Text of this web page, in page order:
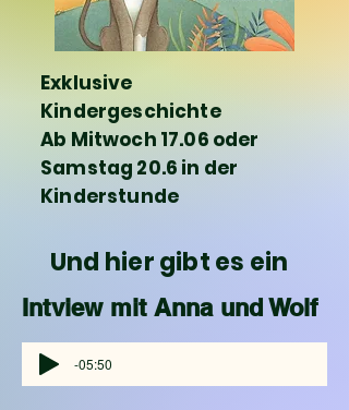
Exklusive
Kindergeschichte
Ab Mitwoch 17.06 oder
Samstag 20.6 in der
Kinderstunde
Und hier gibt es ein
Intview mit Anna und Wolf
-05:50